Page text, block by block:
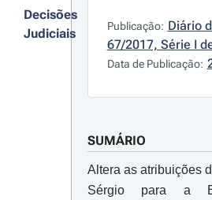
Decisões
Judiciais
Publicação: Diário
67/2017, Série I
Data de Publicação:
SUMÁRIO
Altera as atribuições
Sérgio para a